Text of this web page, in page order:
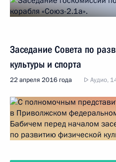
Заседание Совета по
культуры и спорта
22 апреля 2016 года Аудио,